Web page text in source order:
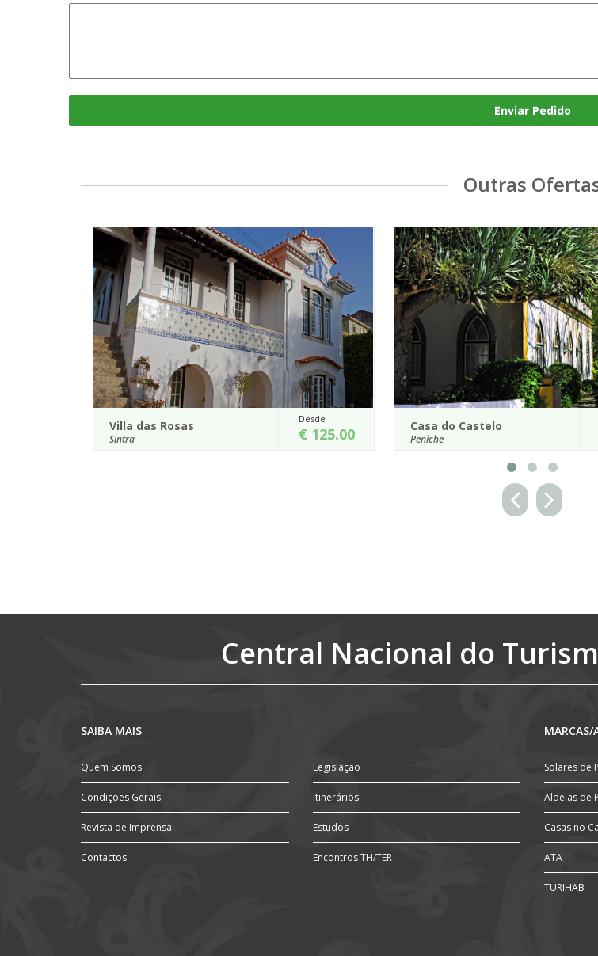
Enviar Pedido
Outras
Desde
€ 125.00 Casa do Castelo € 110.00 Casa de
Com um
vila de
construída no
Central Nacional do
SAIBA MAIS
Quem Somos
Condições Gerais
Revista de Imprensa
Contactos
Legislação
Itinerários
Estudos
Encontros TH/TER
MARCAS/
Solares de
Aldeias de
Casas no
ATA
TURIHAB